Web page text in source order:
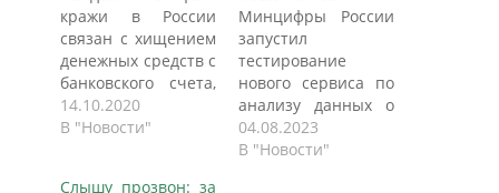
кражи в России
связан с хищением
денежных средств с
банковского счета,
следует из данных
Генеральной
14.10.2020
В "Новости"
Минцифры России
запустил
тестирование
нового сервиса по
анализу данных о
звонках и
сообщениях
04.08.2023
В "Новости"
Слышу прозвон: за